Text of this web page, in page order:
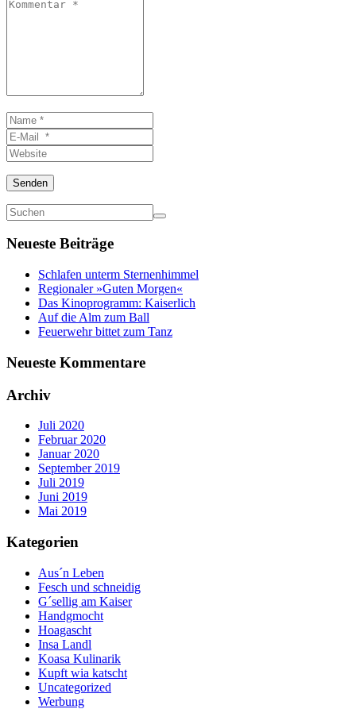
Name
*E-
Mail
*
Website
Senden
Neueste Beiträge
Schlafen unterm Sternenhimmel
Regionaler »Guten Morgen«
Das Kinoprogramm: Kaiserlich
Auf die Alm zum Ball
Feuerwehr bittet zum Tanz
Neueste Kommentare
Archiv
Juli 2020
Februar 2020
Januar 2020
September 2019
Juli 2019
Juni 2019
Mai 2019
Kategorien
Aus´n Leben
Fesch und schneidig
G´sellig am Kaiser
Handgmocht
Hoagascht
Insa Landl
Koasa Kulinarik
Kupft wia katscht
Uncategorized
Werbung